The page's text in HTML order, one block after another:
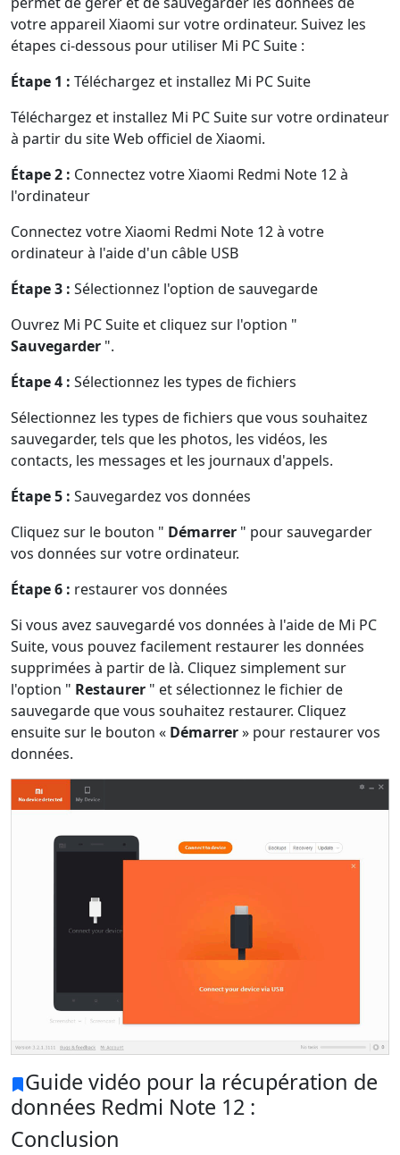
votre appareil Xiaomi sur votre ordinateur. Suivez les
étapes ci-dessous pour utiliser Mi PC Suite :
Étape 1 : Téléchargez et installez Mi PC Suite
Téléchargez et installez Mi PC Suite sur votre ordinateur
à partir du site Web officiel de Xiaomi.
Étape 2 : Connectez votre Xiaomi Redmi Note 12 à
l'ordinateur
Connectez votre Xiaomi Redmi Note 12 à votre
ordinateur à l'aide d'un câble USB
Étape 3 : Sélectionnez l'option de sauvegarde
Ouvrez Mi PC Suite et cliquez sur l'option "
Sauvegarder ".
Étape 4 : Sélectionnez les types de fichiers
Sélectionnez les types de fichiers que vous souhaitez
sauvegarder, tels que les photos, les vidéos, les
contacts, les messages et les journaux d'appels.
Étape 5 : Sauvegardez vos données
Cliquez sur le bouton " Démarrer " pour sauvegarder
vos données sur votre ordinateur.
Étape 6 : restaurer vos données
Si vous avez sauvegardé vos données à l'aide de Mi PC
Suite, vous pouvez facilement restaurer les données
supprimées à partir de là. Cliquez simplement sur
l'option " Restaurer " et sélectionnez le fichier de
sauvegarde que vous souhaitez restaurer. Cliquez
ensuite sur le bouton « Démarrer» pour restaurer vos
données.
Guide vidéo pour la récupération de
données Redmi Note 12 :
Conclusion
Norsk Suomalainen
Svenska
Dansk
Ελληνικά
русский
हिंदी
தமிழ்
Bahasa Melayu
ไทย
한국어
Gaeilge